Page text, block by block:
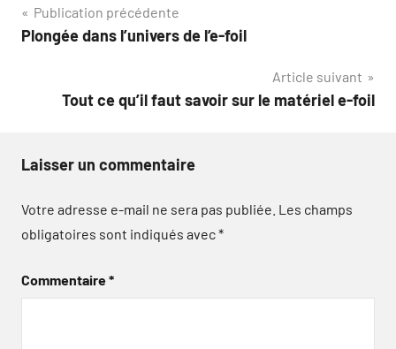
Navigation
de
Publication précédente
Plongée dans l’univers de l’e-foil
Article suivant
Tout ce qu’il faut savoir sur le matériel e-foil
Laisser un commentaire
Votre adresse e-mail ne sera pas publiée. Les champs
obligatoires sont indiqués avec*
Commentaire*